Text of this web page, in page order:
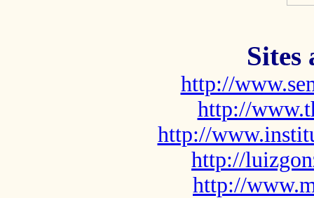
Sites
http://
http://
http://
http://
http://